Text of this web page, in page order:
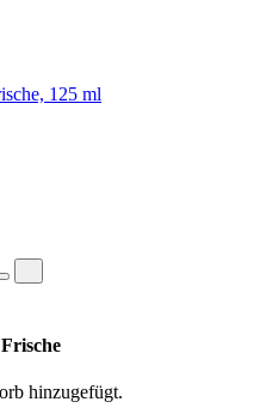
125 ml
hinzugefügt.